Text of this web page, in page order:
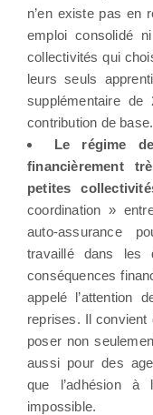
n’en existe pas en
emploi consolidé
collectivités qui
leurs seuls
supplémentaire
contribution de base.
Le régime
financièrement
petites
coordination »
auto-assurance
travaillé dans les
conséquences
appelé l’attention
reprises. Il convient
poser non
aussi pour des
que l’adhésion à
impossible.